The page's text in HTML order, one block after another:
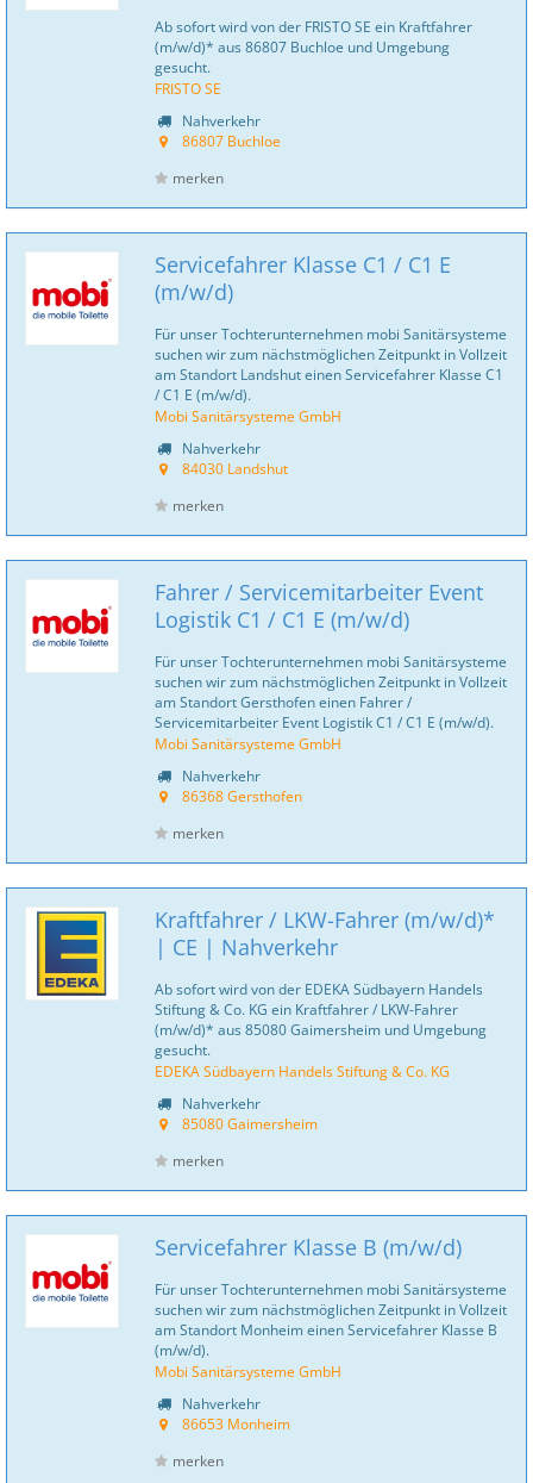
Ab sofort wird von der FRISTO SE ein Kraftfahrer
(m/w/d)* aus 86807 Buchloe und Umgebung
gesucht.
FRISTO SE
Nahverkehr
86807 Buchloe
merken
Servicefahrer Klasse C1 / C1 E
(m/w/d)
Für unser Tochterunternehmen mobi Sanitär­systeme
suchen wir zum nächstmöglichen Zeitpunkt in Vollzeit
am Standort Landshut einen Servicefahrer Klasse C1
/ C1 E (m/w/d).
Mobi Sanitärsysteme GmbH
Nahverkehr
84030 Landshut
merken
Fahrer / Servicemitarbeiter Event
Logistik C1 / C1 E (m/w/d)
Für unser Tochterunternehmen mobi Sanitär­systeme
suchen wir zum nächstmöglichen Zeitpunkt in Vollzeit
am Standort Gersthofen einen Fahrer /
Servicemitarbeiter Event Logistik C1 / C1 E (m/w/d).
Mobi Sanitärsysteme GmbH
Nahverkehr
86368 Gersthofen
merken
Kraftfahrer / LKW-Fahrer (m/w/d)*
| CE | Nahverkehr
Ab sofort wird von der EDEKA Südbayern Handels
Stiftung & Co. KG ein Kraftfahrer / LKW-Fahrer
(m/w/d)* aus 85080 Gaimersheim und Umgebung
gesucht.
EDEKA Südbayern Handels Stiftung & Co. KG
Nahverkehr
85080 Gaimersheim
merken
Servicefahrer Klasse B (m/w/d)
Für unser Tochterunternehmen mobi Sanitär­systeme
suchen wir zum nächstmöglichen Zeitpunkt in Vollzeit
am Standort Monheim einen Servicefahrer Klasse B
(m/w/d).
Mobi Sanitärsysteme GmbH
Nahverkehr
86653 Monheim
merken